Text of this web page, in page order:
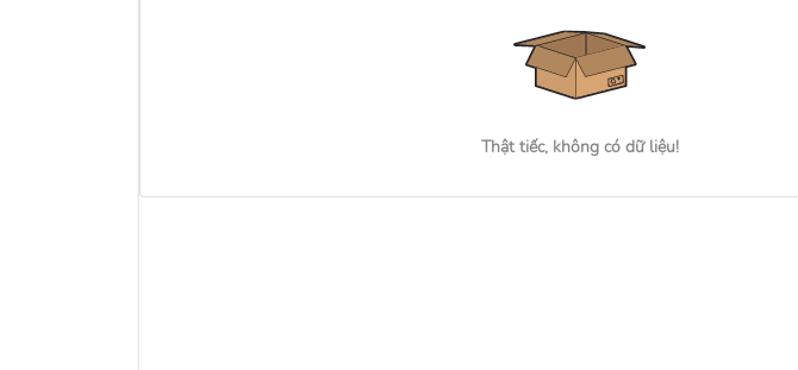
Thật tiếc, không có dữ liệu!